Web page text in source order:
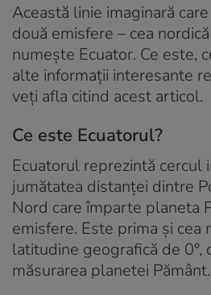
Această linie imaginară
două emisfere – cea
numește Ecuator. Ce este,
alte informații interesante
veți afla citind acest articol.
Ce este Ecuatorul?
Ecuatorul reprezintă cercul
jumătatea distanței dintre
Nord care împarte planeta
emisfere. Este prima și cea
latitudine geografică de 0°,
măsurarea planetei Pământ.